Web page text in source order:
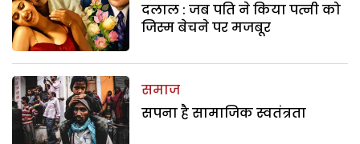
दलाल : जब पति ने किया पत्नी को
जिस्म बेचने पर मजबूर
समाज
सपना है सामाजिक स्वतंत्रता